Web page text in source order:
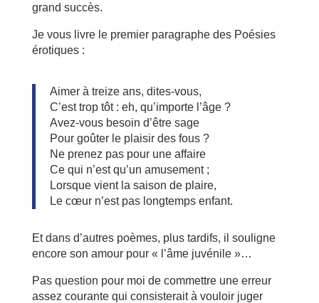
grand succès.
Je vous livre le premier paragraphe des Poésies
érotiques :
Aimer à treize ans, dites-vous,
C’est trop tôt : eh, qu’importe l’âge ?
Avez-vous besoin d’être sage
Pour goûter le plaisir des fous ?
Ne prenez pas pour une affaire
Ce qui n’est qu’un amusement ;
Lorsque vient la saison de plaire,
Le cœur n’est pas longtemps enfant.
Etdans d’autres poèmes, plus tardifs, il souligne
encore son amour pour « l’âme juvénile »…
Pas question pour moi de commettre une erreur
assez courante qui consisterait à vouloir juger